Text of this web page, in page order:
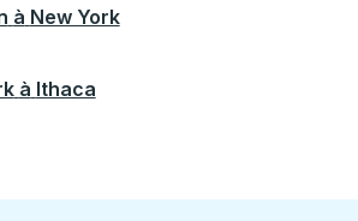
à New York
à Ithaca